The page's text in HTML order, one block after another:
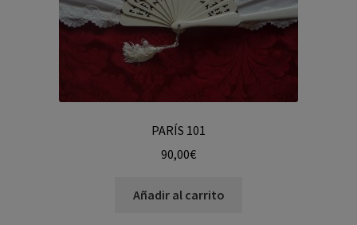
PARÍS 101
90,00€
Añadir al carrito